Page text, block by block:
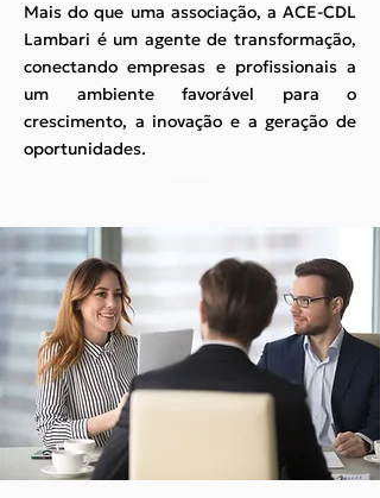
Mais do que uma associação, a ACE-CDL
Lambari é um agente de transformação,
conectando empresas e profissionais a
um ambiente favorável para o
crescimento, a inovação e a geração de
oportunidades.